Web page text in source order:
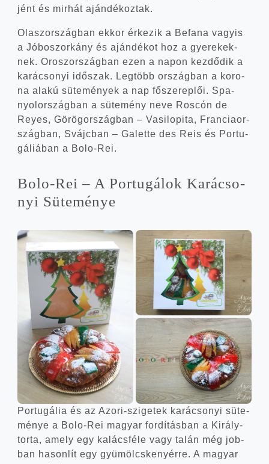
jént és mir­hát ajándékoztak.
Olasz­or­szág­ban ekkor érke­zik a Befa­na vagy­is
a Jóbo­szor­kány és aján­dé­kot hoz a gye­re­kek­
nek. Orosz­or­szág­ban ezen a napon kez­dő­dik a
kará­cso­nyi idő­szak. Leg­több ország­ban a koro­
na ala­kú süte­mé­nyek a nap fősze­rep­lői. Spa­
nyol­or­szág­ban a süte­mény neve Ros­cón de
Reyes, Görög­or­szág­ban – Vasi­lop­ita, Fran­cia­or­
szág­ban, Svájc­ban – Galet­te des Reis és Por­tu­
gá­li­á­ban a Bolo-Rei.
Bolo-Rei – A Por­tu­gá­lok Kará­cso­
nyi Süteménye
Por­tu­gá­lia és az Azori-szigetek kará­cso­nyi süte­
mé­nye a Bolo-Rei magyar for­dí­tás­ban a Király­
tor­ta, amely egy kalács­fé­le vagy talán még job­
ban hason­lít egy gyü­mölcs­ke­nyér­re. A magyar